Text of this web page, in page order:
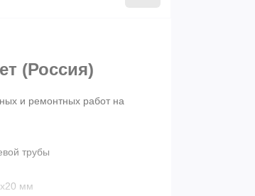
(Россия)
и ремонтных работ на
трубы
мм